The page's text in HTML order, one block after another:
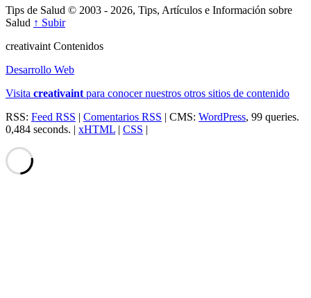
Tips de Salud © 2003 - 2026, Tips, Artículos e Información sobre
Salud ↑ Subir
creativaint Contenidos
Desarrollo Web
Visita creativaint para conocer nuestros otros sitios de contenido
RSS: Feed RSS | Comentarios RSS | CMS: WordPress, 99 queries.
0,484 seconds. | xHTML | CSS |